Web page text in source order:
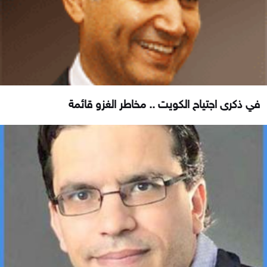
في ذكرى اجتياح الكويت .. مخاطر الغزو قائمة